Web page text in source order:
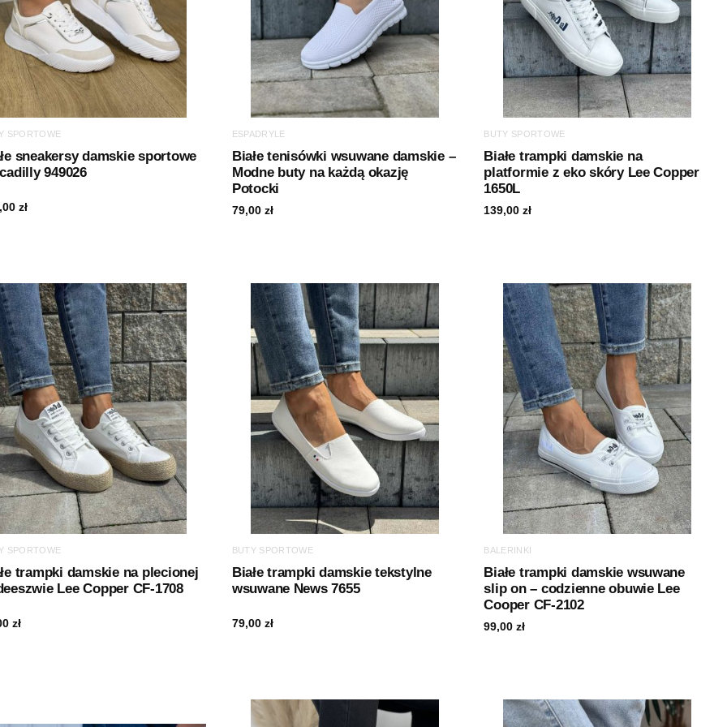
SPORTOWE
sneakersy damskie sportowe
949026
zł
ESPADRYLE
Białe tenisówki wsuwane damskie –
Modne buty na każdą okazję
Potocki
79,00 zł
BUTY SPORTOWE
Białe trampki damskie na
platformie z eko skóry Lee Copper
1650L
139,00zł
SPORTOWE
trampki damskie na plecionej
Lee Copper CF-1708
zł
BUTY SPORTOWE
Białe trampki damskie tekstylne
wsuwane News 7655
79,00 zł
BALERINKI
Białe trampki damskie wsuwane
slip on – codzienne obuwie Lee
Cooper CF-2102
99,00zł